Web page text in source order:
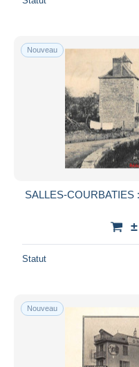
Nouveau
SALLES-COURBATIES
Statut
Nouveau